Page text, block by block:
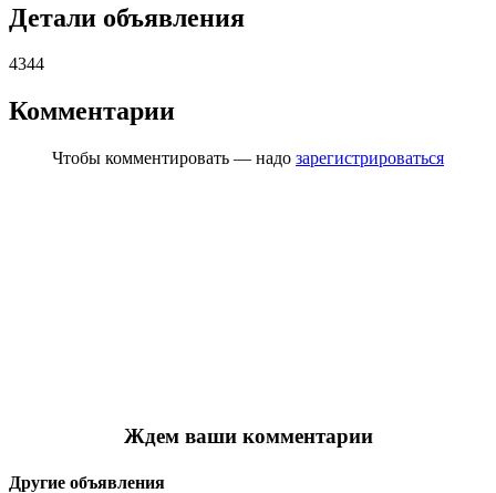
Детали объявления
4344
Комментарии
Чтобы комментировать — надо зарегистрироваться
Ждем ваши комментарии
Другие объявления